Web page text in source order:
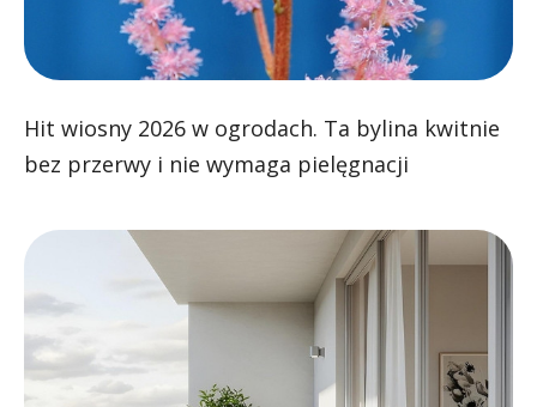
Hit wiosny 2026 w ogrodach. Ta bylina kwitnie
bez przerwy i nie wymaga pielęgnacji